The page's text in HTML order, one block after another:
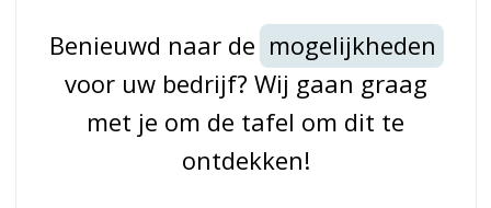
Benieuwd naar de mogelijkheden
voor uw bedrijf? Wij gaan graag
met je om de tafel om dit te
ontdekken!